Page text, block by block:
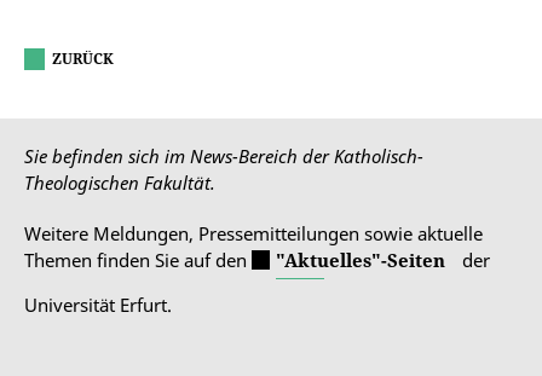
ZURÜCK
Sie befinden sich im News-Bereich der Katholisch-
Theologischen Fakultät.
Weitere Meldungen, Pressemitteilungen sowie aktuelle
Themen finden Sie auf den
"Aktuelles"-Seiten
der
Universität Erfurt.